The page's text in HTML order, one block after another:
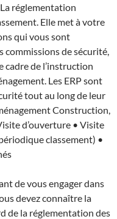
réglementation
Elle met à votre
qui vous sont
commissions de sécurité,
cadre de l’instruction
Les ERP sont
tout au long de leur
Construction,
d’ouverture • Visite
classement) •
de vous engager dans
devez connaître la
de la réglementation des